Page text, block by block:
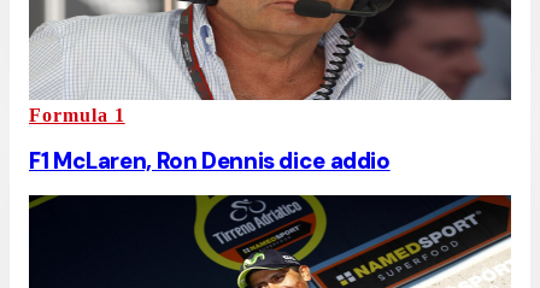
Formula 1
F1 McLaren, Ron Dennis dice addio